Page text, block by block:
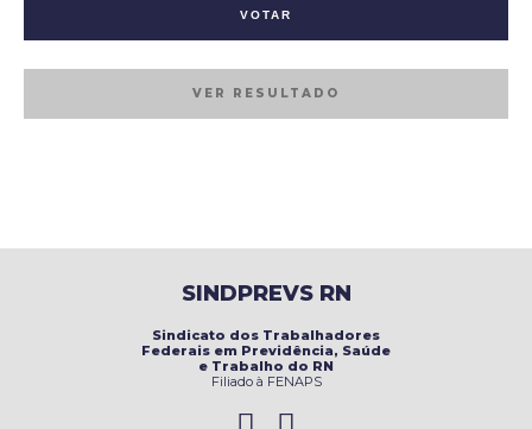
VER RESULTADO
SINDPREVS RN
Sindicato dos Trabalhadores
Federais em Previdência, Saúde
e Trabalho do RN
Filiado à FENAPS